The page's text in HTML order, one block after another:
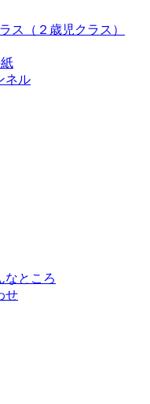
ス（２歳児クラス）
ネル
なところ
せ